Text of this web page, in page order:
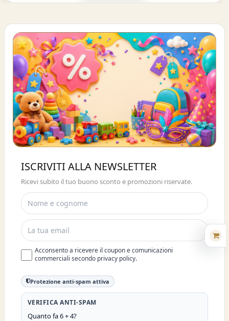
ISCRIVITI E OTTIENI SUBITO UNO
SCONTO DEL 10%
ISCRIVITI ALLA NEWSLETTER
Ricevi subito il tuo buono sconto e promozioni riservate.
Acconsento a ricevere il coupon e comunicazioni
commerciali secondo privacy policy.
Protezione anti-spam attiva
VERIFICA ANTI-SPAM
Quanto fa 6 + 4?